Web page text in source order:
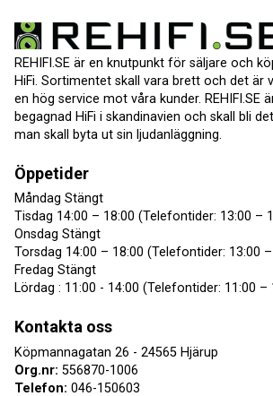
REHIFI.SE är en knutpunkt för säljare och
HiFi. Sortimentet skall vara brett och det är
en hög service mot våra kunder. REHIFI.SE
begagnad HiFi i skandinavien och skall bli
man skall byta ut sin ljudanläggning.
Öppetider
Måndag Stängt
Tisdag 14:00 – 18:00 (Telefontider: 13:00 –
Onsdag Stängt
Torsdag 14:00 – 18:00 (Telefontider: 13:00
Fredag Stängt
Lördag : 11:00 - 14:00 (Telefontider: 11:00 –
Kontakta oss
Köpmannagatan 26 - 24565 Hjärup
Org.nr: 556870-1006
Telefon: 046-150603